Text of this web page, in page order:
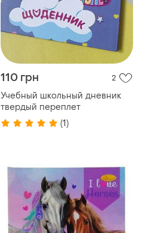
110 грн 2
Учебный школьный дневник
твердый переплет
(1)